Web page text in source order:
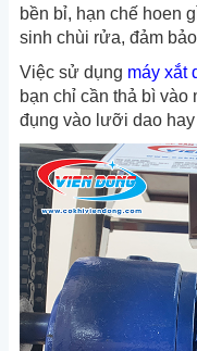
bền bỉ, hạn chế hoen
sinh chùi rửa, đảm
Việc sử dụng máy xắt
bạn chỉ cần thả bì
đụng vào lưỡi dao hay